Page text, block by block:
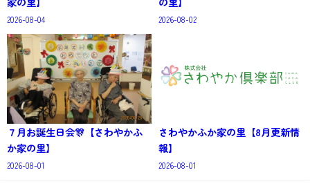
2026-08-04 2026-08-02
７月お誕生日会🎊【さわやかふ
か家の里】
2026-08-01
さわやかふか家の里【8月更新情
報】
2026-08-01